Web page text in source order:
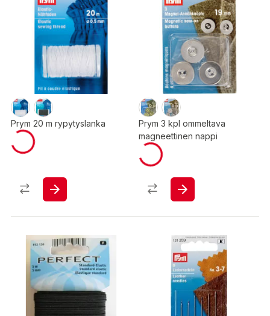
Prym 20 m rypytyslanka
Prym 3 kpl ommeltava
magneettinen nappi